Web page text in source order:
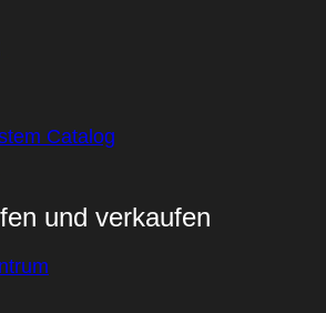
Catalog
und verkaufen